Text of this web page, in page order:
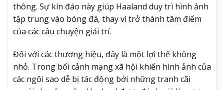
thông. Sự kín đáo này giúp Haaland duy trì hình ảnh
tập trung vào bóng đá, thay vì trở thành tâm điểm
của các câu chuyện giải trí.
Đối với các thương hiệu, đây là một lợi thế không
nhỏ. Trong bối cảnh mạng xã hội khiến hình ảnh của
các ngôi sao dễ bị tác động bởi những tranh cãi